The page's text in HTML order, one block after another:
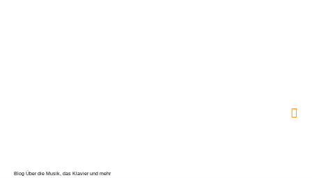
Blog Über die Musik, das Klavier und mehr